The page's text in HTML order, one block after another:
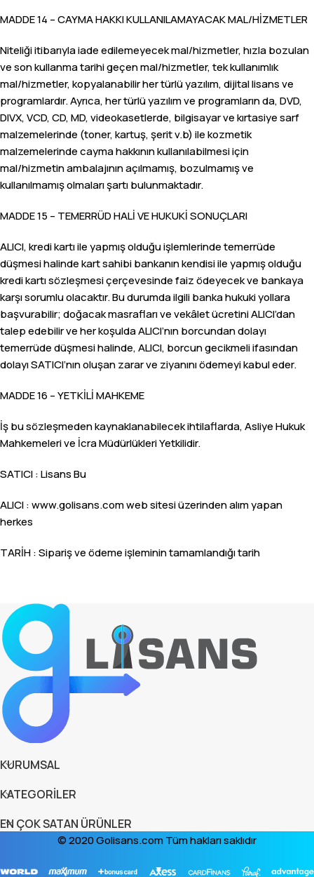
MADDE 14 – CAYMA HAKKI KULLANILAMAYACAK MAL/HİZMETLER
Niteliği itibarıyla iade edilemeyecek mal/hizmetler, hızla bozulan
ve son kullanma tarihi geçen mal/hizmetler, tek kullanımlık
mal/hizmetler, kopyalanabilir her türlü yazılım, dijital lisans ve
programlardır. Ayrıca, her türlü yazılım ve programların da, DVD,
DIVX, VCD, CD, MD, videokasetlerde, bilgisayar ve kırtasiye sarf
malzemelerinde (toner, kartuş, şerit v.b) ile kozmetik
malzemelerinde cayma hakkının kullanılabilmesi için
mal/hizmetin ambalajının açılmamış, bozulmamış ve
kullanılmamış olmaları şartı bulunmaktadır.
MADDE 15 – TEMERRÜD HALİ VE HUKUKİ SONUÇLARI
ALICI, kredi kartı ile yapmış olduğu işlemlerinde temerrüde
düşmesi halinde kart sahibi bankanın kendisi ile yapmış olduğu
kredi kartı sözleşmesi çerçevesinde faiz ödeyecek ve bankaya
karşı sorumlu olacaktır. Bu durumda ilgili banka hukuki yollara
başvurabilir; doğacak masrafları ve vekâlet ücretini ALICI’dan
talep edebilir ve her koşulda ALICI’nın borcundan dolayı
temerrüde düşmesi halinde, ALICI, borcun gecikmeli ifasından
dolayı SATICI’nın oluşan zarar ve ziyanını ödemeyi kabul eder.
MADDE 16 – YETKİLİ MAHKEME
İş bu sözleşmeden kaynaklanabilecek ihtilaflarda, Asliye Hukuk
Mahkemeleri ve İcra Müdürlükleri Yetkilidir.
SATICI : Lisans Bu
ALICI : www.golisans.com web sitesi üzerinden alım yapan
herkes
TARİH : Sipariş ve ödeme işleminin tamamlandığı tarih
KURUMSAL
KATEGORİLER
EN ÇOK SATAN ÜRÜNLER
© 2020 Golisans.com Tüm hakları saklıdır